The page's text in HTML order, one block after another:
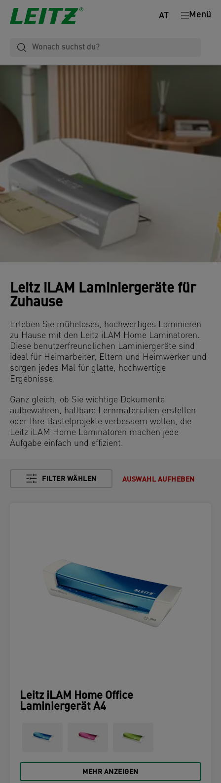
Menü
AT
Leitz iLAM Laminiergeräte für
Zuhause
Erleben Sie müheloses, hochwertiges Laminieren
zu Hause mit den Leitz iLAM Home Laminatoren.
Diese benutzerfreundlichen Laminiergeräte sind
ideal für Heimarbeiter, Eltern und Heimwerker und
sorgen jedes Mal für glatte, hochwertige
Ergebnisse.
Ganz gleich, ob Sie wichtige Dokumente
aufbewahren, haltbare Lernmaterialien erstellen
oder Ihre Bastelprojekte verbessern wollen, die
Leitz iLAM Home Laminatoren machen jede
Aufgabe einfach und effizient.
FILTER WÄHLEN AUSWAHL AUFHEBEN
Leitz iLAM Home Office
Laminiergerät A4
MEHR ANZEIGEN